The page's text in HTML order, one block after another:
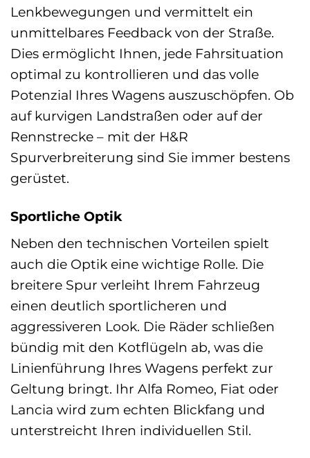
Lenkbewegungen und vermittelt ein
unmittelbares Feedback von der Straße.
Dies ermöglicht Ihnen, jede Fahrsituation
optimal zu kontrollieren und das volle
Potenzial Ihres Wagens auszuschöpfen. Ob
auf kurvigen Landstraßen oder auf der
Rennstrecke – mit der H&R
Spurverbreiterung sind Sie immer bestens
gerüstet.
Sportliche Optik
Neben den technischen Vorteilen spielt
auch die Optik eine wichtige Rolle. Die
breitere Spur verleiht Ihrem Fahrzeug
einen deutlich sportlicheren und
aggressiveren Look. Die Räder schließen
bündig mit den Kotflügeln ab, was die
Linienführung Ihres Wagens perfekt zur
Geltung bringt. Ihr Alfa Romeo, Fiat oder
Lancia wird zum echten Blickfang und
unterstreicht Ihren individuellen Stil.